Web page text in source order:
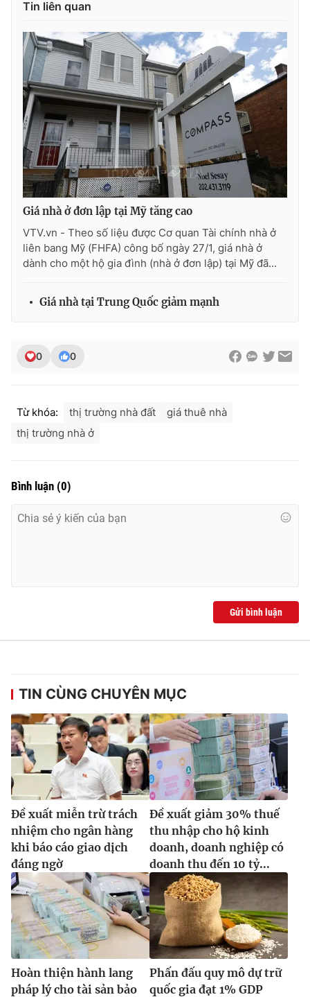
Ðiện thoại Thời báo VTV:
Liên hệ quảng cáo:024-7300.7108
® Cấm sao chép dưới mọi hình thức nếu không có sự chấp
thuận bằng văn bản. Ghi rõ nguồn VTV.vn khi phát hành lại
thông tin từ website này.
Tin liên quan
Giá nhà ở đơn lập tại Mỹ tăng cao
VTV.vn - Theo số liệu được Cơ quan Tài chính nhà ở
liên bang Mỹ (FHFA) công bố ngày 27/1, giá nhà ở
dành cho một hộ gia đình (nhà ở đơn lập) tại Mỹ đã...
Giá nhà tại Trung Quốc giảm mạnh
0 0
Từ khóa: thị trường nhà đất
giá thuê nhà
thị trường nhà ở
Bình luận (0)
Gửi bình luận
TIN CÙNG CHUYÊN MỤC
Đề xuất miễn trừ trách
nhiệm cho ngân hàng
khi báo cáo giao dịch
đáng ngờ
Đề xuất giảm 30% thuế
thu nhập cho hộ kinh
doanh, doanh nghiệp có
doanh thu đến 10 tỷ...
Hoàn thiện hành lang
pháp lý cho tài sản bảo
Phấn đấu quy mô dự trữ
quốc gia đạt 1% GDP